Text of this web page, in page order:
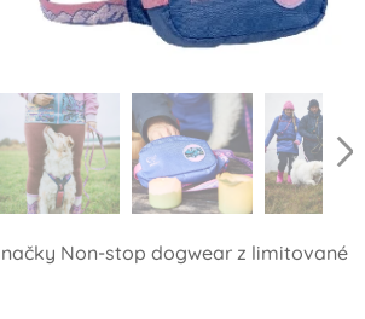
Non-stop dogwear z limitované